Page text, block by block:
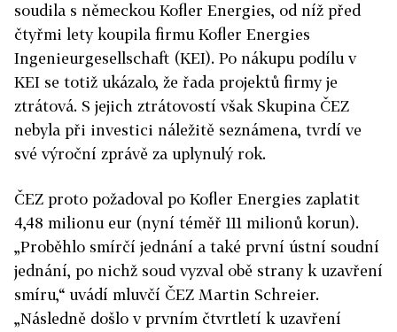
soudila s německou Kofler Energies, od níž před
čtyřmi lety koupila firmu Kofler Energies
Ingenieurgesellschaft (KEI). Po nákupu podílu v
KEI se totiž ukázalo, že řada projektů firmy je
ztrátová. S jejich ztrátovostí však Skupina ČEZ
nebyla při investici náležitě seznámena, tvrdí ve
své výroční zprávě za uplynulý rok.
ČEZ proto požadoval po Kofler Energies zaplatit
4,48 milionu eur (nyní téměř 111 milionů korun).
„Proběhlo smírčí jednání a také první ústní soudní
jednání, po nichž soud vyzval obě strany k uzavření
smíru,“ uvádí mluvčí ČEZ Martin Schreier.
„Následně došlo v prvním čtvrtletí k uzavření